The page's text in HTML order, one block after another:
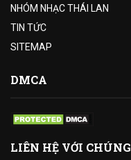
NHÓM NHẠC THÁI LAN
TIN TỨC
SITEMAP
DMCA
LIÊN HỆ VỚI